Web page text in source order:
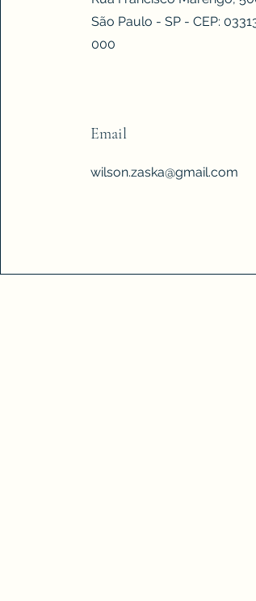
São Paulo - SP - CEP:
000
Email
wilson.zaska@gmail.com